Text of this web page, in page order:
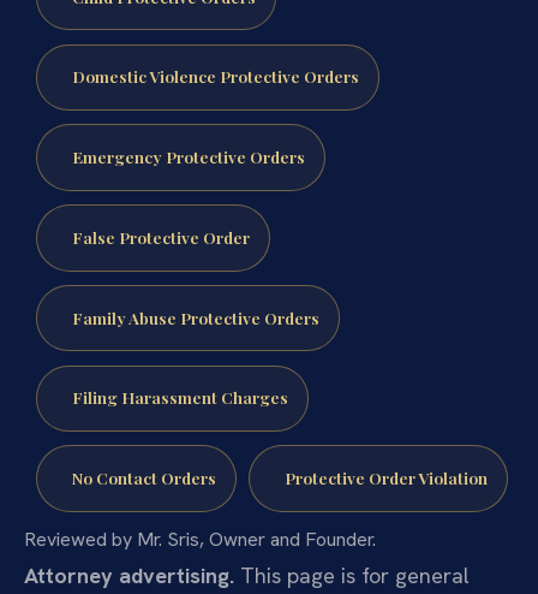
Domestic Violence Protective Orders
Emergency Protective Orders
False Protective Order
Family Abuse Protective Orders
Filing Harassment Charges
No Contact Orders Protective Order Violation
Reviewed by Mr. Sris, Owner and Founder.
Attorney advertising. This page is for general